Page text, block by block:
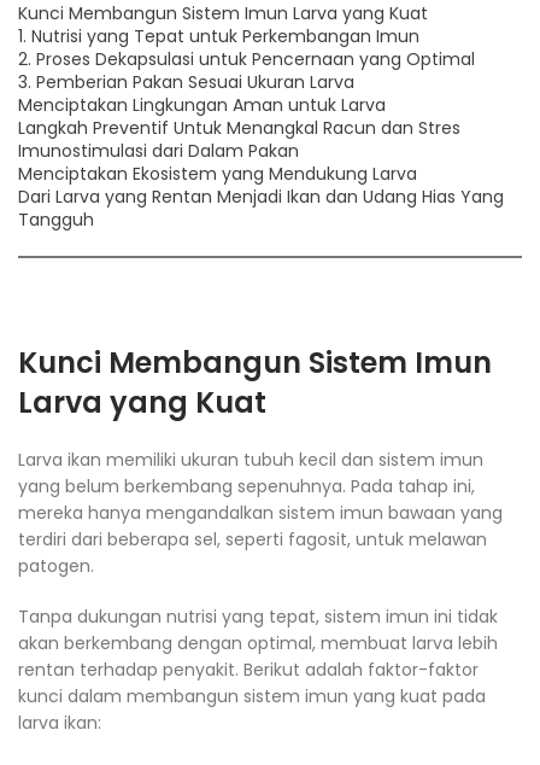
Kunci Membangun Sistem Imun Larva yang Kuat
1. Nutrisi yang Tepat untuk Perkembangan Imun
2. Proses Dekapsulasi untuk Pencernaan yang Optimal
3. Pemberian Pakan Sesuai Ukuran Larva
Menciptakan Lingkungan Aman untuk Larva
Langkah Preventif Untuk Menangkal Racun dan Stres
Imunostimulasi dari Dalam Pakan
Menciptakan Ekosistem yang Mendukung Larva
Dari Larva yang Rentan Menjadi Ikan dan Udang Hias Yang
Tangguh
Kunci Membangun Sistem Imun
Larva yang Kuat
Larva ikan memiliki ukuran tubuh kecil dan sistem imun
yang belum berkembang sepenuhnya. Pada tahap ini,
mereka hanya mengandalkan sistem imun bawaan yang
terdiri dari beberapa sel, seperti fagosit, untuk melawan
patogen.
Tanpa dukungan nutrisi yang tepat, sistem imun ini tidak
akan berkembang dengan optimal, membuat larva lebih
rentan terhadap penyakit. Berikut adalah faktor-faktor
kunci dalam membangun sistem imun yang kuat pada
larva ikan: